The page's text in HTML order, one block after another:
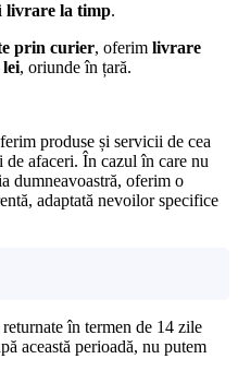
livrare la timp.
prin curier, oferim livrare
, oriunde în țară.
produse și servicii de cea
afaceri. În cazul în care nu
dumneavoastră, oferim o
adaptată nevoilor specifice
în termen de 14 zile
această perioadă, nu putem